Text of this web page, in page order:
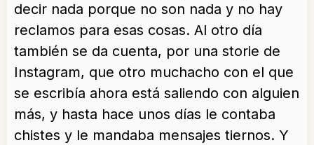
decir nada porque no son nada y no hay
reclamos para esas cosas. Al otro día
también se da cuenta, por una storie de
Instagram, que otro muchacho con el que
se escribía ahora está saliendo con alguien
más, y hasta hace unos días le contaba
chistes y le mandaba mensajes tiernos. Y